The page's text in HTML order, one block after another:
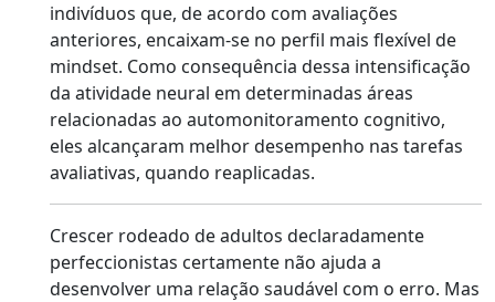
indivíduos que, de acordo com avaliações
anteriores, encaixam-se no perfil mais flexível de
mindset. Como consequência dessa intensificação
da atividade neural em determinadas áreas
relacionadas ao automonitoramento cognitivo,
eles alcançaram melhor desempenho nas tarefas
avaliativas, quando reaplicadas.
Crescer rodeado de adultos declaradamente
perfeccionistas certamente não ajuda a
desenvolver uma relação saudável com o erro. Mas